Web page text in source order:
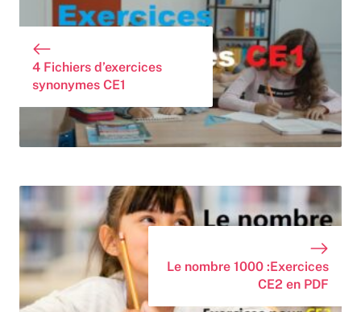
4 Fichiers d’exercices
synonymes CE1
Le nombre 1000 :Exercices
CE2 en PDF